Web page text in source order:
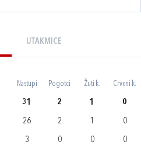
UTAKMICE
Nastupi Pogotci Žuti k. Crveni k.
31 2 1 0
26 2 1 0
3 0 0 0